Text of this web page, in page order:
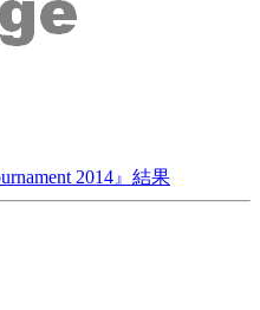
2014』結果